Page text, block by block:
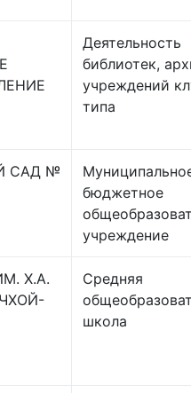
Деятельность
библиотек,
учреждений
типа
САД №
бюджетное
учреждение
Х.А.
Средняя
школа